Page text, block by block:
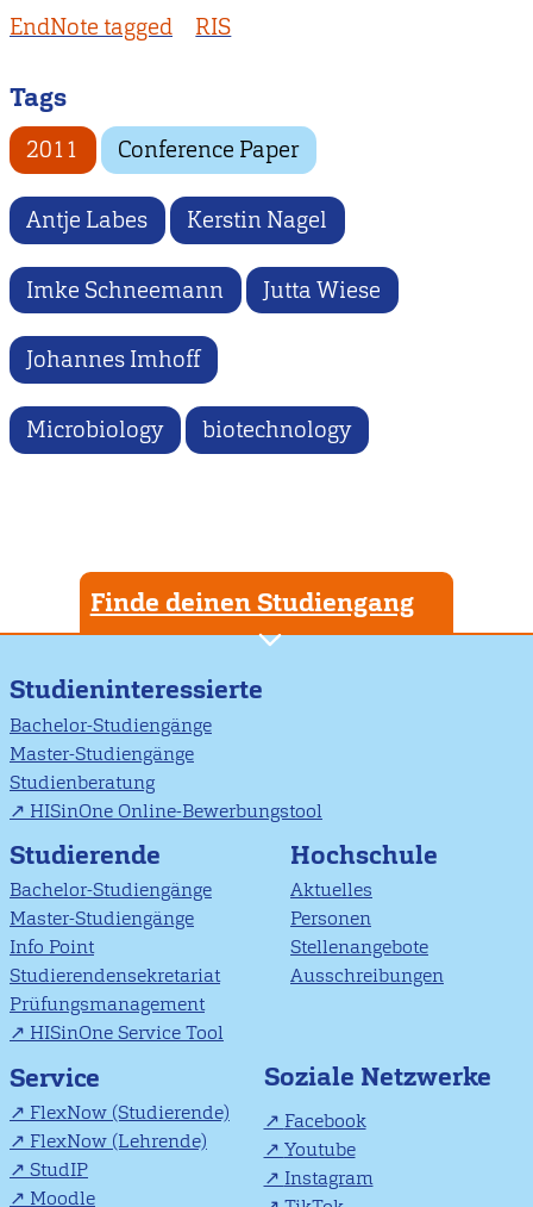
EndNote tagged
RIS
Tags
2011 Conference Paper
Antje Labes Kerstin Nagel
Imke Schneemann Jutta Wiese
Johannes Imhoff
Microbiology biotechnology
Finde deinen Studiengang
Studieninteressierte
Bachelor-Studiengänge
Master-Studiengänge
Studienberatung
HISinOne Online-Bewerbungstool
Studierende
Bachelor-Studiengänge
Master-Studiengänge
Info Point
Studierendensekretariat
Prüfungsmanagement
HISinOne Service Tool
Hochschule
Aktuelles
Personen
Stellenangebote
Ausschreibungen
Service
FlexNow (Studierende)
FlexNow (Lehrende)
StudIP
Moodle
Soziale Netzwerke
Facebook
Youtube
Instagram